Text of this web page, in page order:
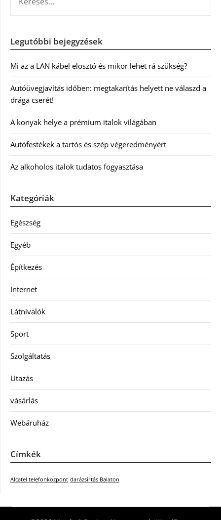
Legutóbbi bejegyzések
Mi az a LAN kábel elosztó és mikor lehet rá szükség?
Autóüvegjavítás időben: megtakarítás helyett ne válaszd a
drága cserét!
A konyak helye a prémium italok világában
Autófestékek a tartós és szép végeredményért
Az alkoholos italok tudatos fogyasztása
Kategóriák
Egészség
Egyéb
Építkezés
Internet
Látnivalók
Sport
Szolgáltatás
Utazás
vásárlás
Webáruház
Címkék
Alcatel telefonközpont darázsirtás Balaton